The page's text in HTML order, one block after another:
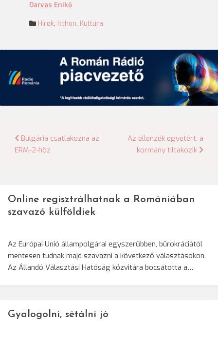
Darvas Enikő
Hírek, Itthon, Kultúra
Bejegyzés
Bulgária csatlakozna az
ERM-2-höz
Az ellenzék egyetért, a
kormány tiltakozik
Online regisztrálhatnak a Romániában
szavazó külföldiek
Az Európai Unió állampolgárai egyszerűbben, bürokráciától
mentesen tudnak majd szavazni a következő választásokon.
Az Állandó Választási Hatóság közvitára bocsátotta a…
Gyalogolni, sétálni jó